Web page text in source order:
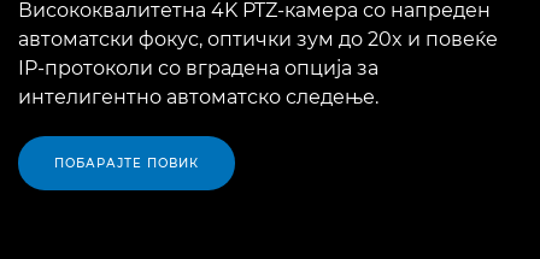
Висококвалитетна 4K PTZ-камера со напреден
автоматски фокус, оптички зум до 20x и повеќе
IP-протоколи со вградена опција за
интелигентно автоматско следење.
ПОБАРАЈТЕ ПОВИК